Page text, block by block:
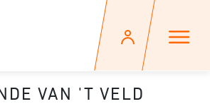
VAN 'T VELD